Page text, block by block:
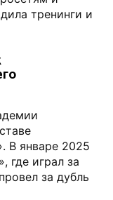
тренинги и
В январе 2025
где играл за
за дубль